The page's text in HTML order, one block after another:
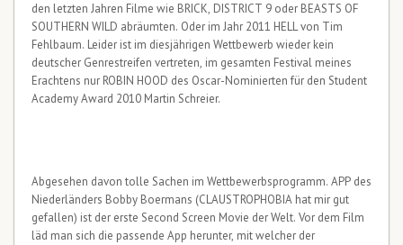
den letzten Jahren Filme wie BRICK, DISTRICT 9 oder BEASTS OF
SOUTHERN WILD abräumten. Oder im Jahr 2011 HELL von Tim
Fehlbaum. Leider ist im diesjährigen Wettbewerb wieder kein
deutscher Genrestreifen vertreten, im gesamten Festival meines
Erachtens nur ROBIN HOOD des Oscar-Nominierten für den Student
Academy Award 2010 Martin Schreier.
Abgesehen davon tolle Sachen im Wettbewerbsprogramm. APP des
Niederländers Bobby Boermans (CLAUSTROPHOBIA hat mir gut
gefallen) ist der erste Second Screen Movie der Welt. Vor dem Film
läd man sich die passende App herunter, mit welcher der